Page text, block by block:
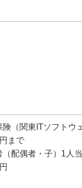
険（関東ITソフト
まで
（配偶者・子）1人